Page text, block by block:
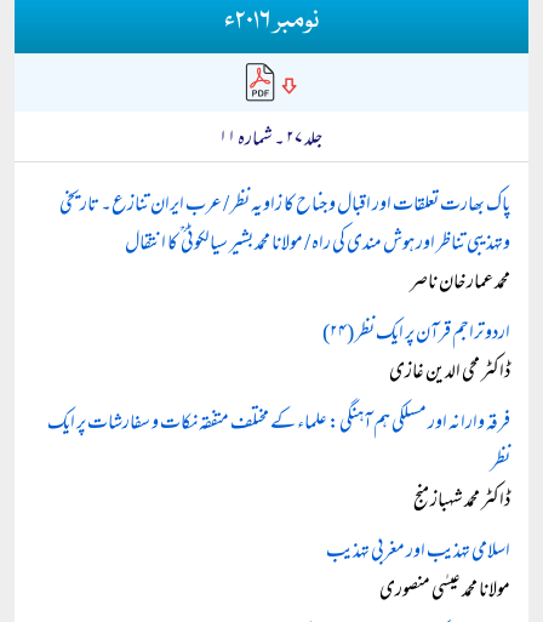
نومبر ۲۰۱۶ء
جلد ۲۷ ۔ شمارہ ۱۱
پاک بھارت تعلقات اور اقبال و جناح کا زاویہ نظر / عرب ایران تنازع۔ تاریخی
وتہذیبی تناظر اور ہوش مندی کی راہ / مولانا محمد بشیر سیالکوٹی ؒ کا انتقال
محمد عمار خان ناصر
اردو تراجم قرآن پر ایک نظر (۲۴)
ڈاکٹر محی الدین غازی
فرقہ وارانہ اور مسلکی ہم آہنگی: علماء کے مختلف متفقہ نکات و سفارشات پر ایک
نظر
ڈاکٹر محمد شہباز منج
اسلامی تہذیب اور مغربی تہذیب
مولانا محمد عیسٰی منصوری